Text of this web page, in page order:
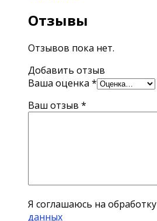
Отзывы
Отзывов пока нет.
Добавить отзыв
Ваша оценка *
Ваш отзыв *
Я соглашаюсь на обработку
данных